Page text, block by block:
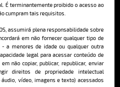
É terminantemente proibido o acesso ao
cumpram tais requisitos.
assumirá plena responsabilidade sobre
em não fornecer qualquer tipo de
a menores de idade ou qualquer outra
legal para acessar conteúdo de
não copiar, publicar, republicar, enviar
direitos de propriedade intelectual
vídeo, imagens e texto) acessados
receba a mais
da internet